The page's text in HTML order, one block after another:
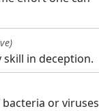
skill in deception.
bacteria or viruses